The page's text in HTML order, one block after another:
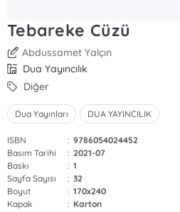
Tebareke Cüzü
Abdussamet Yalçın
Dua Yayıncılık
Diğer
Dua Yayınları DUA YAYINCILIK
ISBN : 9786054024452
Basım Tarihi
: 2021-07
Baskı
: 1
Sayfa Sayısı
: 32
Boyut
: 170x240
Kapak
: Karton